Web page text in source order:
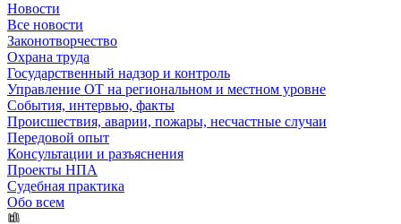
Новости
Все новости
Законотворчество
Охрана труда
Государственный надзор и контроль
Управление ОТ на региональном и местном уровне
События, интервью, факты
Происшествия, аварии, пожары, несчастные случаи
Передовой опыт
Консультации и разъяснения
Проекты НПА
Судебная практика
Обо всем